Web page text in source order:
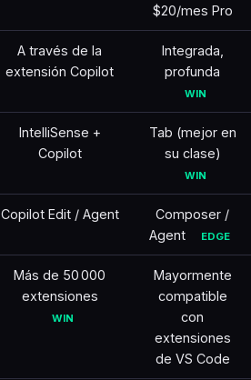
$20/mes Pro
A través de la
extensión Copilot
Integrada,
profunda
WIN
IntelliSense +
Copilot
Tab (mejor en
su clase)
WIN
Copilot Edit / Agent
Composer /
Agent
EDGE
Más de 50 000
extensiones
WIN
Mayormente
compatible
con
extensiones
de VS Code